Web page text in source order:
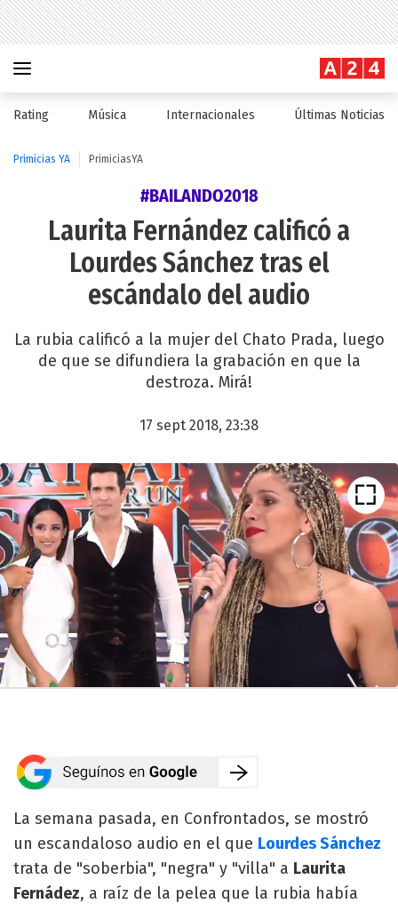
Rating Música Internacionales Últimas Noticias
Primicias YA PrimiciasYA
#BAILANDO2018
Laurita Fernández calificó a
Lourdes Sánchez tras el
escándalo del audio
La rubia calificó a la mujer del Chato Prada, luego
de que se difundiera la grabación en que la
destroza. Mirá!
17 sept 2018, 23:38
La semana pasada, en Confrontados, se mostró
un escandaloso audio en el que Lourdes Sánchez
trata de "soberbia", "negra" y "villa" a Laurita
Fernádez, a raíz de la pelea que la rubia había